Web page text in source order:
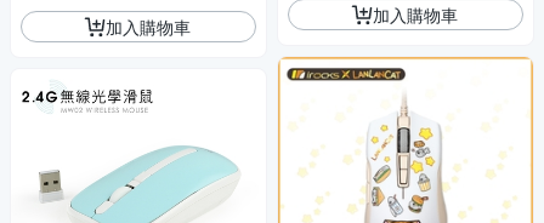
加入購物車 加入購物車